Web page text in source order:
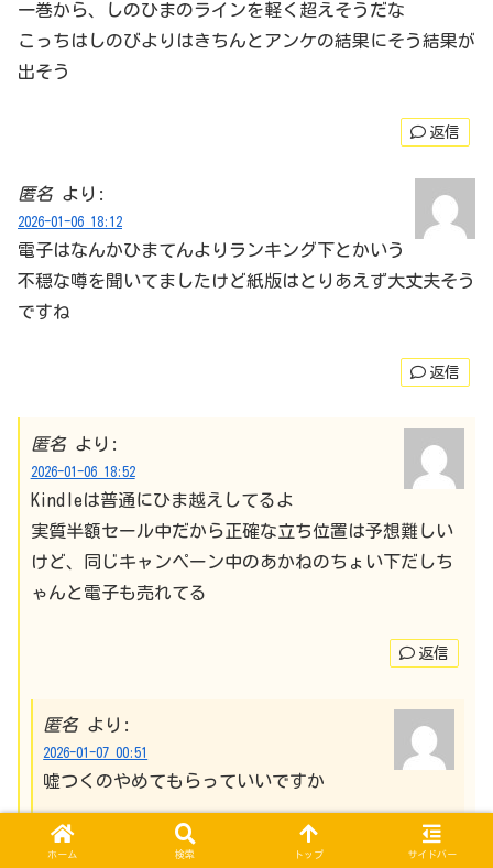
一巻から、しのひまのラインを軽く超えそうだな
こっちはしのびよりはきちんとアンケの結果にそう結果が
出そう
返信
匿名 より:
2026-01-06 18:12
電子はなんかひまてんよりランキング下とかいう
不穏な噂を聞いてましたけど紙版はとりあえず大丈夫そう
ですね
返信
匿名 より:
2026-01-06 18:52
Kindleは普通にひま越えしてるよ
実質半額セール中だから正確な立ち位置は予想難しい
けど、同じキャンペーン中のあかねのちょい下だしち
ゃんと電子も売れてる
返信
匿名 より:
2026-01-07 00:51
嘘つくのやめてもらっていいですか
返信
ホーム 検索 トップ サイドバー